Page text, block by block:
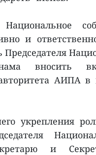
и
вносить
АИПА в
укрепления
и